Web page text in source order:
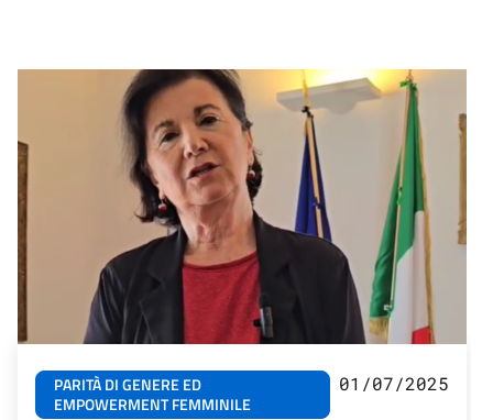
PARITÀ DI GENERE ED
EMPOWERMENT FEMMINILE
01/07/2025